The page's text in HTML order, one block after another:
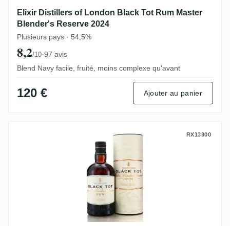
Elixir Distillers of London Black Tot Rum Master
Blender's Reserve 2024
Plusieurs pays · 54,5%
8,2/10·97 avis
Blend Navy facile, fruité, moins complexe qu'avant
120 € Ajouter au panier
Elixir Distillers of London Black Tot Rum
RX13300